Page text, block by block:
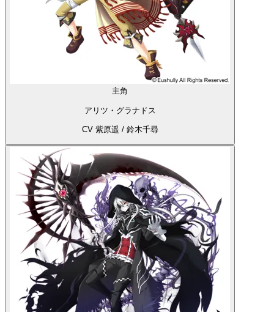
主角
アリツ・グラナドス
CV 紫原遥 / 鈴木千尋